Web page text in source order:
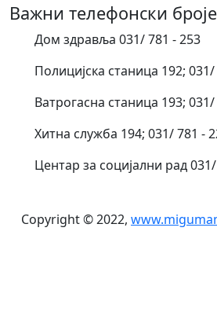
Важни телефонски
Дом здравља 031/ 781 - 253
Полицијска станица 192;
Ватрогасна станица 193;
Хитна служба 194; 031/ 781 -
Центар за социјални рад
Copyright © 2022,